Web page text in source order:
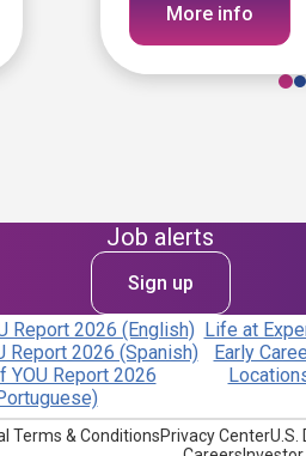
More info
Job alerts
Sign up
Report 2026 (English)
Report 2026 (Spanish)
YOU Report 2026
Life at
Early
Terms & ConditionsPrivacy CenterU.S.